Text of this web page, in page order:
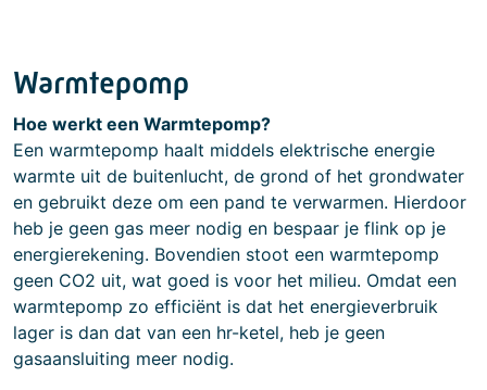
Warmtepomp
Hoe werkt een Warmtepomp?
Een warmtepomp haalt middels elektrische energie
warmte uit de buitenlucht, de grond of het grondwater
en gebruikt deze om een pand te verwarmen. Hierdoor
heb je geen gas meer nodig en bespaar je flink op je
energierekening. Bovendien stoot een warmtepomp
geen CO2 uit, wat goed is voor het milieu. Omdat een
warmtepomp zo efficiënt is dat het energieverbruik
lager is dan dat van een hr-ketel, heb je geen
gasaansluiting meer nodig.